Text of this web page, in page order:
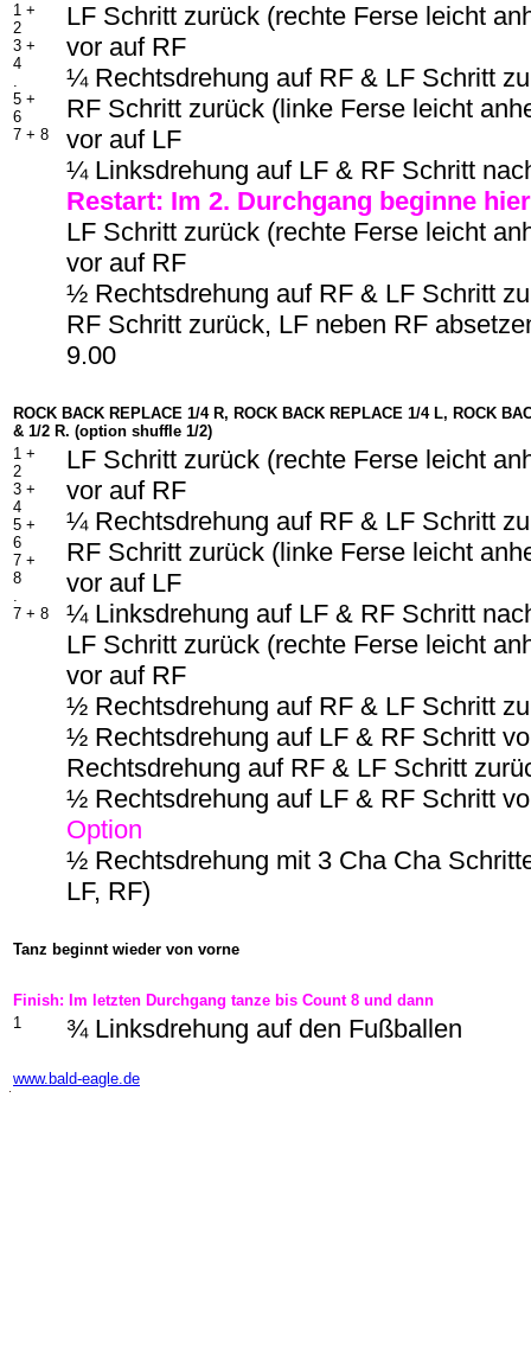
1 +
2
3 +
4
.
5 +
6
7 + 8
LF Schritt zurück (rechte Ferse leicht
vor auf RF
¼ Rechtsdrehung auf RF & LF Schritt
RF Schritt zurück (linke Ferse leicht
vor auf LF
¼ Linksdrehung auf LF & RF Schritt
Restart: Im 2. Durchgang beginne
LF Schritt zurück (rechte Ferse leicht
vor auf RF
½ Rechtsdrehung auf RF & LF Schritt
RF Schritt zurück, LF neben RF
9.00
ROCK BACK REPLACE 1/4 R, ROCK BACK REPLACE 1/4 L, ROCK
& 1/2 R. (option shuffle 1/2)
1 +
2
3 +
4
5 +
6
7 +
8
.
7 + 8
LF Schritt zurück (rechte Ferse leicht
vor auf RF
¼ Rechtsdrehung auf RF & LF Schritt
RF Schritt zurück (linke Ferse leicht
vor auf LF
¼ Linksdrehung auf LF & RF Schritt
LF Schritt zurück (rechte Ferse leicht
vor auf RF
½ Rechtsdrehung auf RF & LF Schritt
½ Rechtsdrehung auf LF & RF Schritt
Rechtsdrehung auf RF & LF Schritt
½ Rechtsdrehung auf LF & RF Schritt
Option
½ Rechtsdrehung mit 3 Cha Cha
LF, RF)
Tanz beginnt wieder von vorne
Finish: Im letzten Durchgang tanze bis Count 8 und dann
1
¾ Linksdrehung auf den Fußballen
www.bald-eagle.de